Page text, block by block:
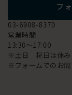
フ
03-6908-8370
営業時間
13:30～17:00
※土日 祝日は休み
※フォームでのお問